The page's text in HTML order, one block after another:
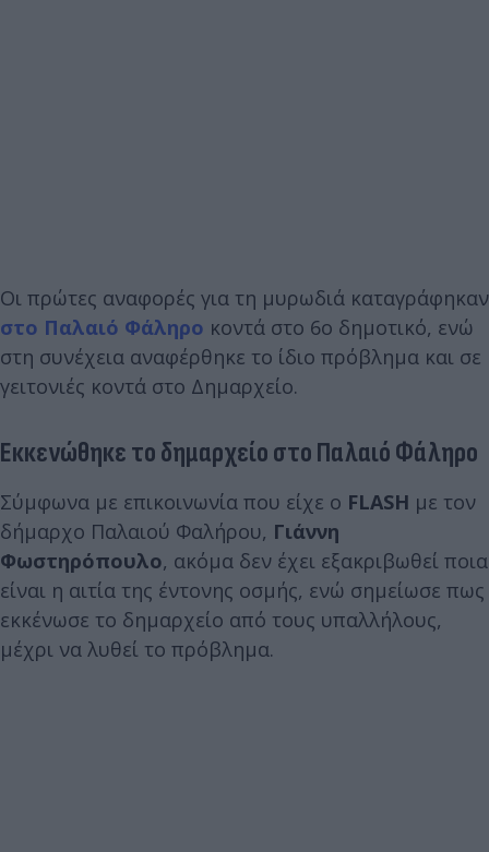
Οι πρώτες αναφορές για τη μυρωδιά καταγράφηκαν
στο Παλαιό Φάληρο κοντά στο 6ο δημοτικό, ενώ
στη συνέχεια αναφέρθηκε το ίδιο πρόβλημα και σε
γειτονιές κοντά στο Δημαρχείο.
Εκκενώθηκε το δημαρχείο στο Παλαιό Φάληρο
Σύμφωνα με επικοινωνία που είχε ο FLASH με τον
δήμαρχο Παλαιού Φαλήρου, Γιάννη
Φωστηρόπουλο, ακόμα δεν έχει εξακριβωθεί ποια
είναι η αιτία της έντονης οσμής, ενώ σημείωσε πως
εκκένωσε το δημαρχείο από τους υπαλλήλους,
μέχρι να λυθεί το πρόβλημα.